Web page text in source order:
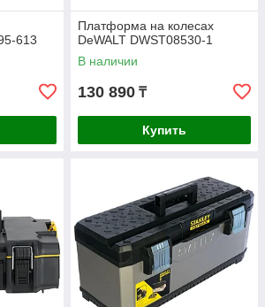
613
Платформа на колесах
DeWALT DWST08530-1
В наличии
130 890 ₸
Купить